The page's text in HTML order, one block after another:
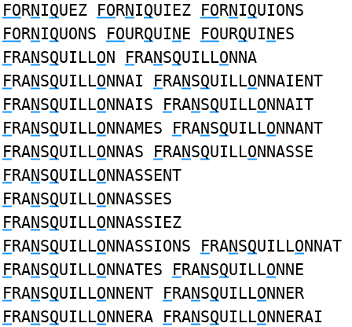
FORNIQUEZ FORNIQUIEZ FORNIQUIONS
FORNIQUONS FOURQUINE FOURQUINES
FRANSQUILLON FRANSQUILLONNA
FRANSQUILLONNAI FRANSQUILLONNAIENT
FRANSQUILLONNAIS FRANSQUILLONNAIT
FRANSQUILLONNAMES FRANSQUILLONNANT
FRANSQUILLONNAS FRANSQUILLONNASSE
FRANSQUILLONNASSENT
FRANSQUILLONNASSES
FRANSQUILLONNASSIEZ
FRANSQUILLONNASSIONS FRANSQUILLONNAT
FRANSQUILLONNATES FRANSQUILLONNE
FRANSQUILLONNENT FRANSQUILLONNER
FRANSQUILLONNERA FRANSQUILLONNERAI